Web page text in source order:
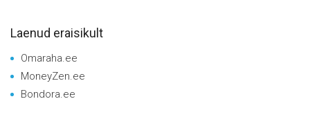
Laenud eraisikult
Omaraha.ee
MoneyZen.ee
Bondora.ee